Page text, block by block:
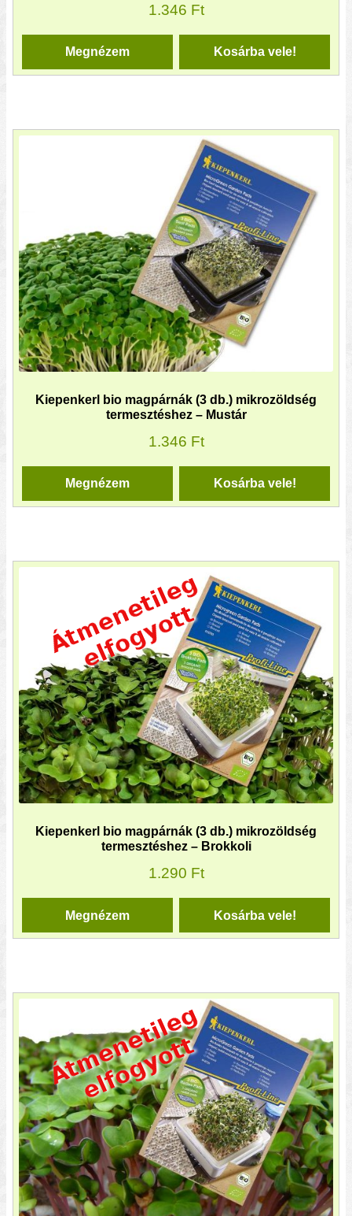
1.346 Ft
Kosárba vele!
Megnézem
Kiepenkerl bio magpárnák (3 db.) mikrozöldség
termesztéshez – Mustár
1.346 Ft
Kosárba vele!
Megnézem
Kiepenkerl bio magpárnák (3 db.) mikrozöldség
termesztéshez – Brokkoli
1.290 Ft
Kosárba vele!
Megnézem